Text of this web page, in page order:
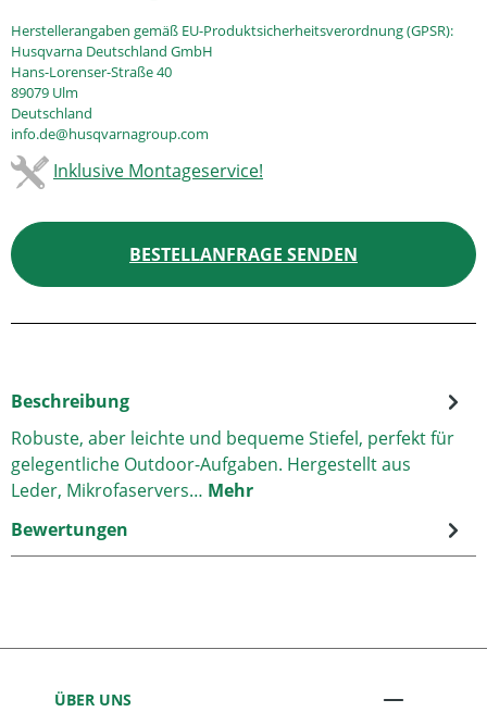
Herstellerangaben gemäß EU-Produktsicherheitsverordnung (GPSR):
Husqvarna Deutschland GmbH
Hans-Lorenser-Straße 40
89079 Ulm
Deutschland
info.de@husqvarnagroup.com
Inklusive Montageservice!
BESTELLANFRAGE SENDEN
Beschreibung
Robuste, aber leichte und bequeme Stiefel, perfekt für
gelegentliche Outdoor-Aufgaben. Hergestellt aus
Leder, Mikrofaservers… Mehr
Bewertungen
ÜBER UNS